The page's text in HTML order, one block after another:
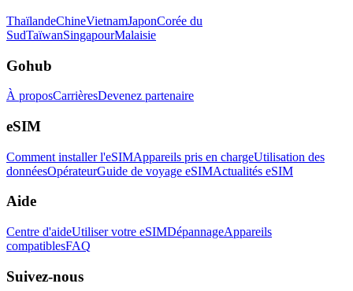
ThaïlandeChineVietnamJaponCorée du
SudTaïwanSingapourMalaisie
Gohub
À proposCarrièresDevenez partenaire
eSIM
Comment installer l'eSIMAppareils pris en chargeUtilisation des
donnéesOpérateurGuide de voyage eSIMActualités eSIM
Aide
Centre d'aideUtiliser votre eSIMDépannageAppareils
compatiblesFAQ
Suivez-nous